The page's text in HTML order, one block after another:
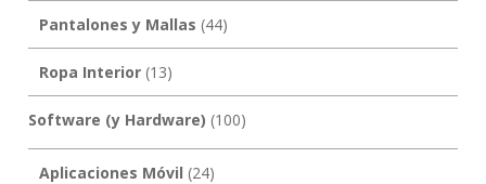
Pantalones y Mallas (44)
Ropa Interior(13)
Software (y Hardware) (100)
Aplicaciones Móvil (24)